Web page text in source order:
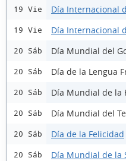
19 Vie Día Internacional
19 Vie Día Internacional
20 Sáb Día Mundial del
20 Sáb Día de la Lengua
20 Sáb Día Mundial de la
20 Sáb Día Mundial del
20 Sáb Día de la Felicidad
20 Sáb Día Mundial de la